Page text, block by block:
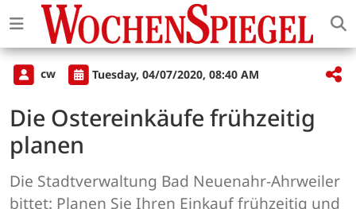
cw Tuesday, 04/07/2020, 08:40 AM
Die Ostereinkäufe frühzeitig
planen
Die Stadtverwaltung Bad Neuenahr-Ahrweiler
bittet: Planen Sie Ihren Einkauf frühzeitig und